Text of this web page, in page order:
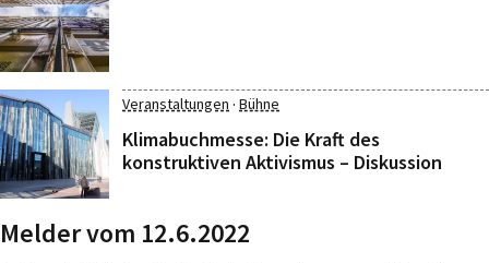
Veranstaltungen · Bühne
Klimabuchmesse: Die Kraft des
konstruktiven Aktivismus – Diskussion
Melder vom 12.6.2022